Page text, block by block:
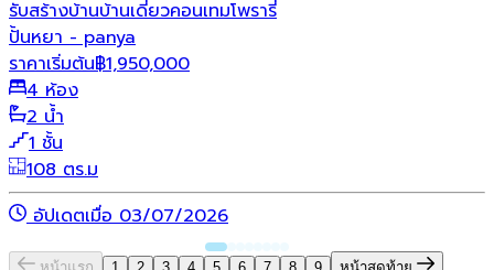
รับสร้างบ้านบ้านเดี่ยวคอนเทมโพรารี่
ปั้นหยา - panya
ราคาเริ่มต้น฿1,950,000
4 ห้อง
2 น้ำ
1 ชั้น
108 ตร.ม
อัปเดตเมื่อ 03/07/2026